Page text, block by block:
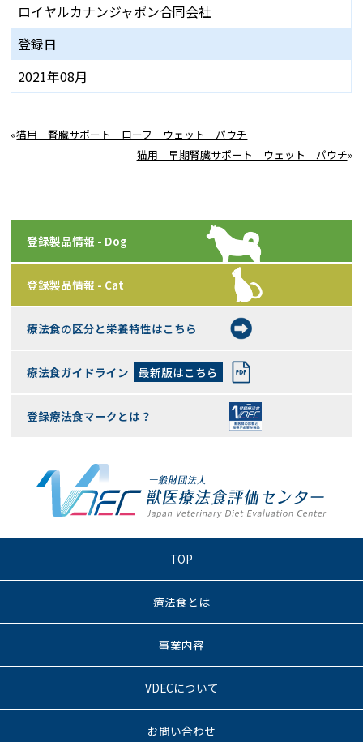
ロイヤルカナンジャポン合同会社
登録日
2021年08月
«猫用 腎臓サポート ローフ ウェット パウチ
猫用 早期腎臓サポート ウェット パウチ»
登録製品情報 - Dog
登録製品情報 - Cat
療法食の区分と栄養特性はこちら
療法食ガイドライン 最新版はこちら
登録療法食マークとは？
TOP
療法食とは
事業内容
VDECについて
お問い合わせ